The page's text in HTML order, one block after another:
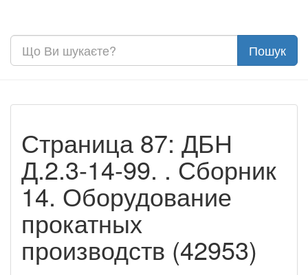
Страница 87: ДБН
Д.2.3-14-99. . Сборник
14. Оборудование
прокатных
производств (42953)